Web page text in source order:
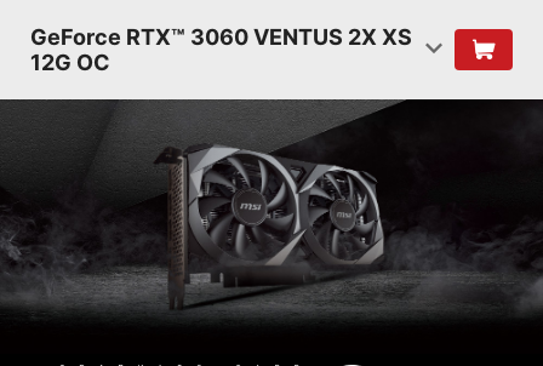
GeForce RTX™ 3060 VENTUS 2X XS
12G OC